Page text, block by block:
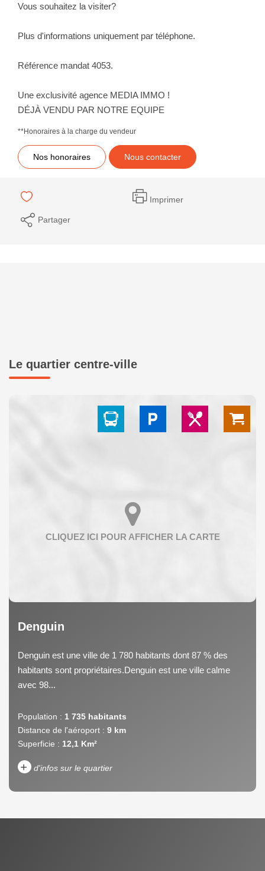
Vous souhaitez la visiter?
Plus d'informations uniquement par téléphone.
Référence mandat 4053.
Une exclusivité agence MEDIA IMMO !
DÉJÀ VENDU PAR NOTRE EQUIPE
**Honoraires à la charge du vendeur
Nos honoraires Nous contacter
Imprimer
Partager
Le quartier centre-ville
Denguin
Denguin est une ville de 1 780 habitants dont 87 % des
habitants sont propriétaires.Denguin est une ville calme
avec 98...
Population : 1 735 habitants
Distance de l'aéroport : 9 km
Superficie : 12,1 Km²
+ d'infos sur le quartier